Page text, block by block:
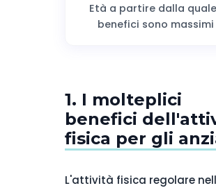
Età a partire dalla
benefici sono massimi
1. I molteplici
benefici
fisica per gli
L'attività fisica regolare